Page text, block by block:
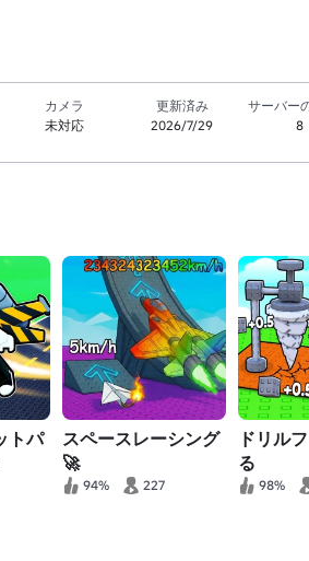
カメラ
未対応
更新済み
2026/7/29
サーバー
8
トパ
スペースレーシング
🚀
94% 227
ドリル
る
98%